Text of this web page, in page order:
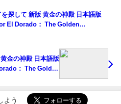
を探して 新版 黄金の神殿 日本語版
El Dorado： The Golden
金の神殿 日本語版
： The Golden
よう